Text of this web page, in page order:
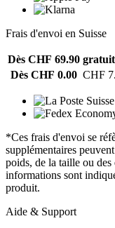
Frais d'envoi en Suisse
Dès CHF 69.90
Dès CHF 0.00 CHF
*Ces frais d'envoi se
supplémentaires
poids, de la taille ou
informations sont
produit.
Aide & Support